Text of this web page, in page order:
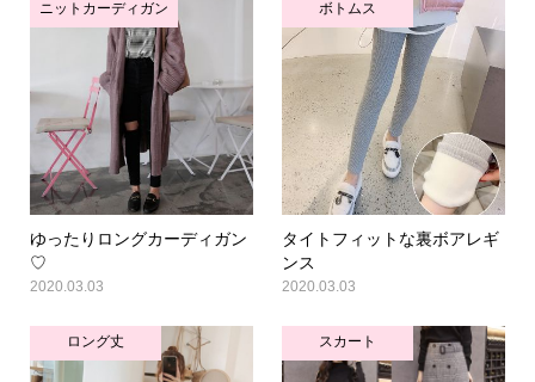
ニットカーディガン
ゆったりロングカーディガン
♡
2020.03.03
ボトムス
タイトフィットな裏ボアレギ
ンス
2020.03.03
ロング丈 スカート